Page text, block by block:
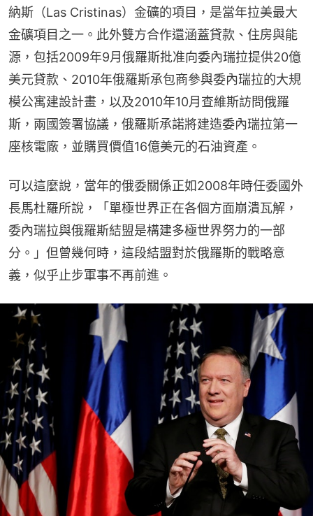
納斯（Las Cristinas）金礦的項目，是當年拉美最大
金礦項目之一。此外雙方合作還涵蓋貸款、住房與能
源，包括2009年9月俄羅斯批准向委內瑞拉提供20億
美元貸款、2010年俄羅斯承包商參與委內瑞拉的大規
模公寓建設計畫，以及2010年10月查維斯訪問俄羅
斯，兩國簽署協議，俄羅斯承諾將建造委內瑞拉第一
座核電廠，並購買價值16億美元的石油資產。
可以這麼說，當年的俄委關係正如2008年時任委國外
長馬杜羅所說，「單極世界正在各個方面崩潰瓦解，
委內瑞拉與俄羅斯結盟是構建多極世界努力的一部
分。」但曾幾何時，這段結盟對於俄羅斯的戰略意
義，似乎止步軍事不再前進。